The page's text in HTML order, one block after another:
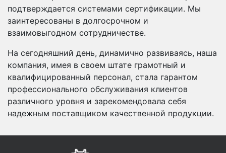
подтверждается системами сертификации. Мы
заинтересованы в долгосрочном и
взаимовыгодном сотрудничестве.
На сегодняшний день, динамично развиваясь, наша
компания, имея в своем штате грамотный и
квалифицированный персонал, стала гарантом
профессионального обслуживания клиентов
различного уровня и зарекомендовала себя
надежным поставщиком качественной продукции.